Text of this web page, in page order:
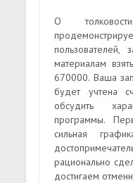
О
материалам
670000. Ваша
будет учтена
обсудить
программы.
сильная
рационально
достигаем